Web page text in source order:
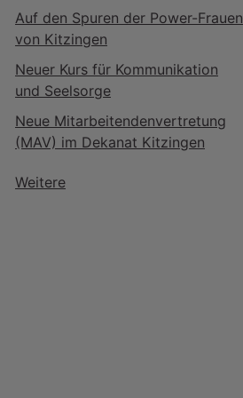
Auf den Spuren der Power-Frauen
von Kitzingen
Neuer Kurs für Kommunikation
und Seelsorge
Neue Mitarbeitendenvertretung
(MAV) im Dekanat Kitzingen
Weitere